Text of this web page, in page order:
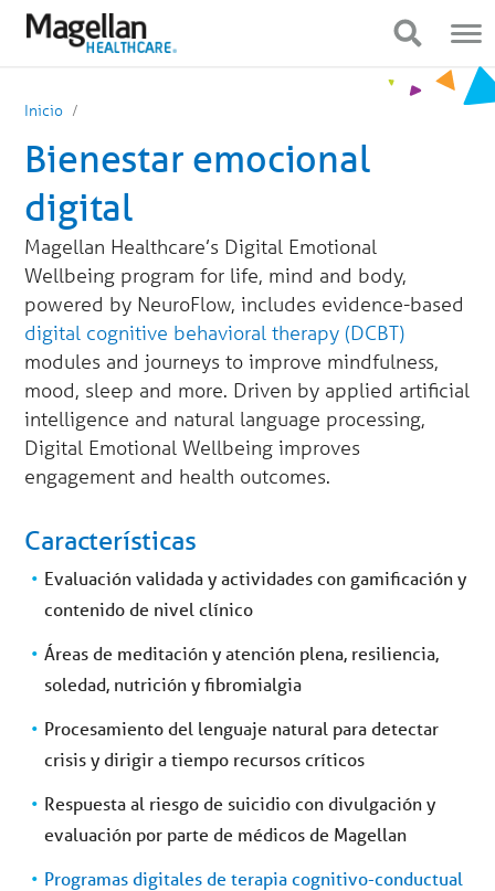
clic
móvil
Inicio
Bienestar emocional
digital
Magellan Healthcare’s Digital Emotional
Wellbeing program for life, mind and body,
powered by NeuroFlow, includes evidence-based
digital cognitive behavioral therapy (DCBT)
modules and journeys to improve mindfulness,
mood, sleep and more. Driven by applied artificial
intelligence and natural language processing,
Digital Emotional Wellbeing improves
engagement and health outcomes.
Características
Evaluación validada y actividades con gamificación y
contenido de nivel clínico
Áreas de meditación y atención plena, resiliencia,
soledad, nutrición y fibromialgia
Procesamiento del lenguaje natural para detectar
crisis y dirigir a tiempo recursos críticos
Respuesta al riesgo de suicidio con divulgación y
evaluación por parte de médicos de Magellan
Programas digitales de terapia cognitivo-conductual